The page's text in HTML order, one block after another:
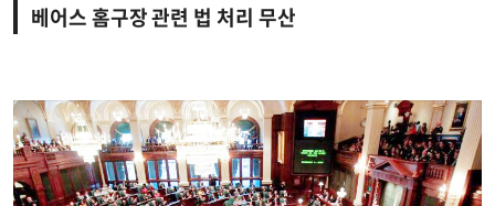
베어스 홈구장 관련 법 처리 무산